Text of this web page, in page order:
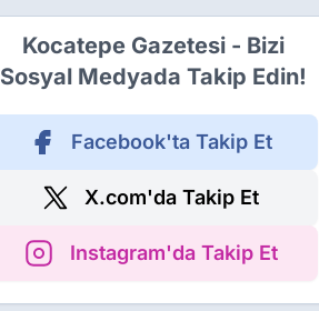
Kocatepe Gazetesi - Bizi
Sosyal Medyada Takip Edin!
Facebook'ta Takip Et
X.com'da Takip Et
Instagram'da Takip Et